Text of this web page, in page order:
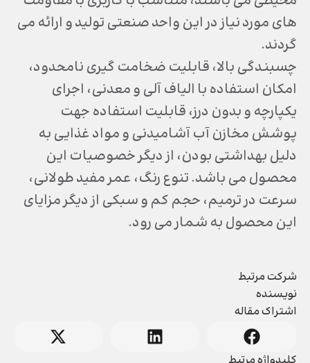
شرکت مرتبط
نویسنده
اشتراک مقاله
های مورد نیاز در این واحد صنعتی تولید و ارائه می
گردند.
چسبندگی بالا، قابلیت ضخامت گیری نامحدود،
امکان استفاده با الیاف آلی و معدنی، اجرای
یکپارچه و بدون درز، قابلیت استفاده جهت
پوشش مخازن آب آشامیدنی و مواد غذایی به
دلیل بهداشتی بودن، از دیگر خصوصیات این
محصول می باشد. تنوع رنگ، عمر مفید طولانی،
سرعت در ترمیم، حجم کم و سبکی از دیگر مزایای
این محصول به شمار می رود.